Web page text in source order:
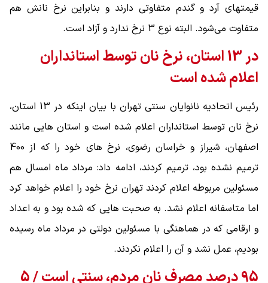
قیمتهای آرد و گندم متفاوتی دارند و بنابراین نرخ نانش هم
متفاوت می‌شود. البته نوع 3 نرخ ندارد و آزاد است.
در 13 استان، نرخ نان توسط استانداران
اعلام شده است
رئیس اتحادیه نانوایان سنتی تهران با بیان اینکه در 13 استان،
نرخ نان توسط استانداران اعلام شده است و استان هایی مانند
اصفهان، شیراز و خراسان رضوی، نرخ های خود را که از 400
ترمیم نشده بود، ترمیم کردند، ادامه داد: مرداد ماه امسال هم
مسئولین مربوطه اعلام کردند تهران نرخ خود را اعلام خواهد کرد
اما متاسفانه اعلام نشد. به صحبت هایی که شده بود و به اعداد
و ارقامی که در هماهنگی با مسئولین دولتی در مرداد ماه رسیده
بودیم، عمل نشد و آن را اعلام نکردند.
95 درصد مصرف نان مردم، سنتی است / 5